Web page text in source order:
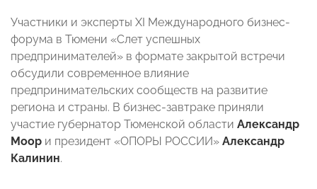
Участники и эксперты XI Международного бизнес-
форума в Тюмени «Слет успешных
предпринимателей» в формате закрытой встречи
обсудили современное влияние
предпринимательских сообществ на развитие
региона и страны. В бизнес-завтраке приняли
участие губернатор Тюменской области Александр
Моор и президент «ОПОРЫ РОССИИ» Александр
Калинин.